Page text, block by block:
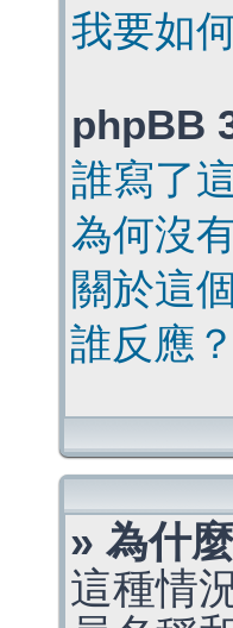
我要如
phpBB
誰寫了
為何沒
關於這
誰反應？
» 為什
這種情